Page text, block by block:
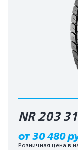
NR 203
от 30 480
Розничная цена в